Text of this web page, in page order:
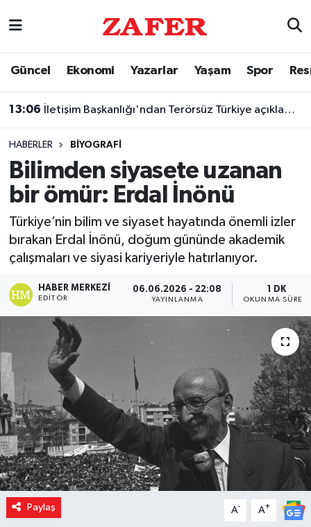
Güncel Ekonomi Yazarlar Yaşam Spor
13:06 İletişim Başkanlığı'ndan Terörsüz Türkiye açıklaması
HABERLER BIYOGRAFI
Bilimden siyasete uzanan
bir ömür: Erdal İnönü
Türkiye’nin bilim ve siyaset hayatında önemli izler
bırakan Erdal İnönü, doğum gününde akademik
çalışmaları ve siyasi kariyeriyle hatırlanıyor.
HABER MERKEZI
EDITÖR
06.06.2026 - 22:08
YAYINLANMA
1 DK
OKUNMA SÜRESI
Paylaş A- A+
Nöbetçi Eczaneler
Trafik Durumu
Süper Lig Puan Durumu ve Fikstür
Tüm Manşetler
Son Dakika Haberleri
Haber Arşivi